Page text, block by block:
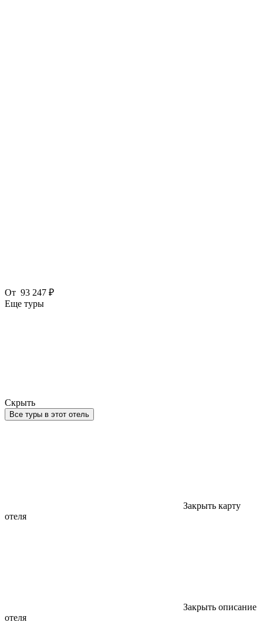
От 93 247 ₽
Еще туры
Скрыть
Все туры в этот отель
Закрыть карту
отеля
Закрыть описание
отеля